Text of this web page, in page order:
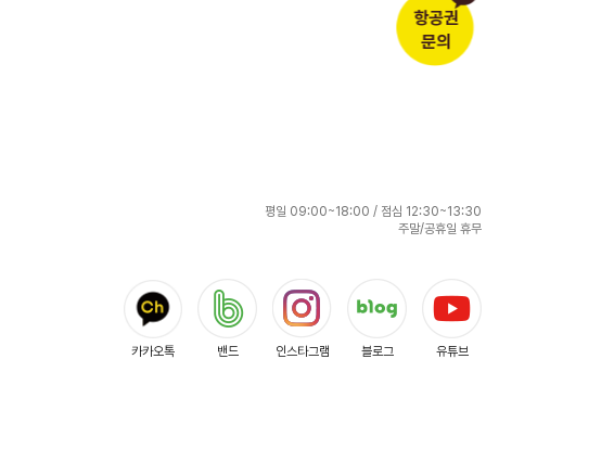
평일 09:00~18:00 / 점심 12:30~13:30
주말/공휴일 휴무
카카오톡 밴드 인스타그램 블로그 유튜브
항공권
문의